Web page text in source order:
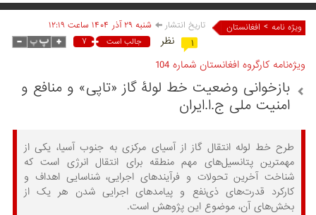
ویژه نامه > افغانستان تاریخ انتشار شنبه ۲۹ آذر ۱۴۰۴ ساعت ۱۲:۱۹
جالب است ۷ ۱
نظر
ویژه‌نامه کارگروه افغانستان شماره 104
بازخوانی وضعیت خط لولۀ گاز «تاپی» و منافع و
امنیت ملی ج.ا.ایران
طرح خط لوله انتقال گاز از آسیای مرکزی به جنوب آسیا، یکی از
مهمترین پتانسیل‌های مهم منطقه برای انتقال انرژی است که
شناخت آخرین تحولات و فرآیندهای اجرایی، شناسایی اهداف و
کارکرد قدرت‌های ذی‌نفع و پیامدهای اجرایی شدن هر یک از
بخش‌های آن، موضوع این پژوهش است.